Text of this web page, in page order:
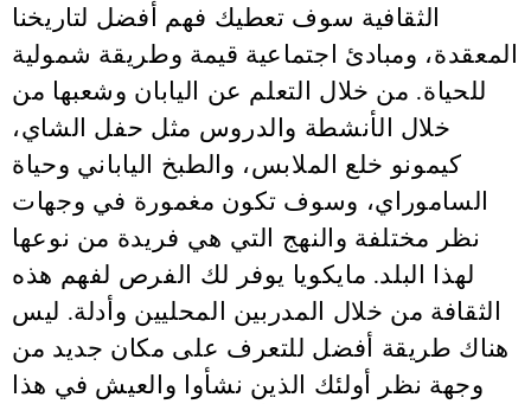
الثقافية سوف تعطيك فهم أفضل لتاريخنا
المعقدة، ومبادئ اجتماعية قيمة وطريقة شمولية
للحياة. من خلال التعلم عن اليابان وشعبها من
خلال الأنشطة والدروس مثل حفل الشاي،
كيمونو خلع الملابس، والطبخ الياباني وحياة
الساموراي، وسوف تكون مغمورة في وجهات
نظر مختلفة والنهج التي هي فريدة من نوعها
لهذا البلد. مايكويا يوفر لك الفرص لفهم هذه
الثقافة من خلال المدربين المحليين وأدلة. ليس
هناك طريقة أفضل للتعرف على مكان جديد من
وجهة نظر أولئك الذين نشأوا والعيش في هذا